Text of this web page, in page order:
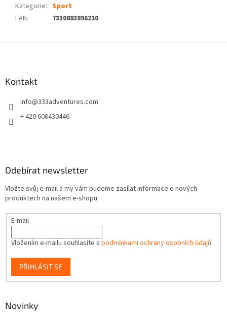
Kategorie: Sport
EAN: 7330883896210
Kontakt
info@333adventures.com
+ 420 608430446
Odebírat newsletter
Vložte svůj e-mail a my vám budeme zasílat informace o nových
produktech na našem e-shopu.
E-mail
Vložením e-mailu souhlasíte s podmínkami ochrany osobních údajů
PŘIHLÁSIT SE
Novinky